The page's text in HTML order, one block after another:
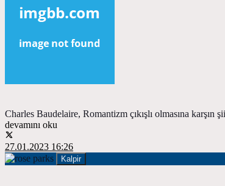
Charles Baudelaire, Romantizm çıkışlı olmasına
devamını oku
27.01.2023 16:26
Kalpir